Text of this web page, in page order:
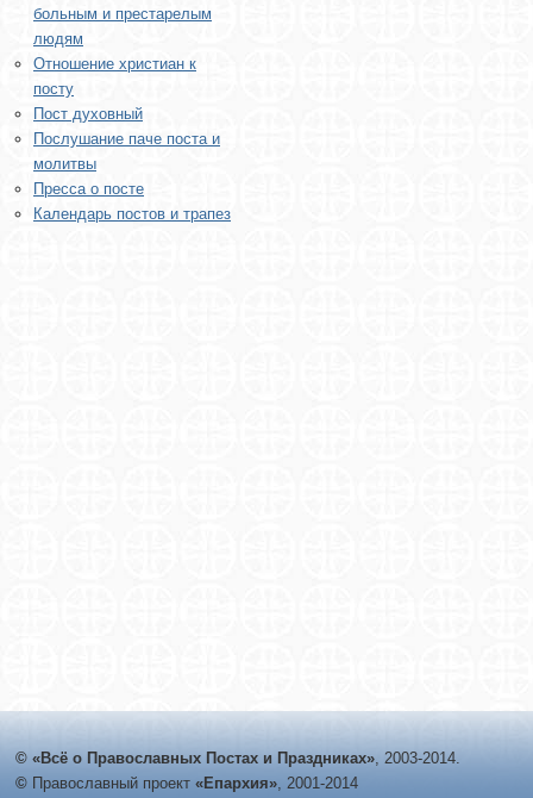
больным и престарелым
людям
Отношение христиан к
посту
Пост духовный
Послушание паче поста и
молитвы
Пресса о посте
Календарь постов и трапез
© «Всё о Православных Постах и Праздниках», 2003-2014.
© Православный проект «Епархия», 2001-2014